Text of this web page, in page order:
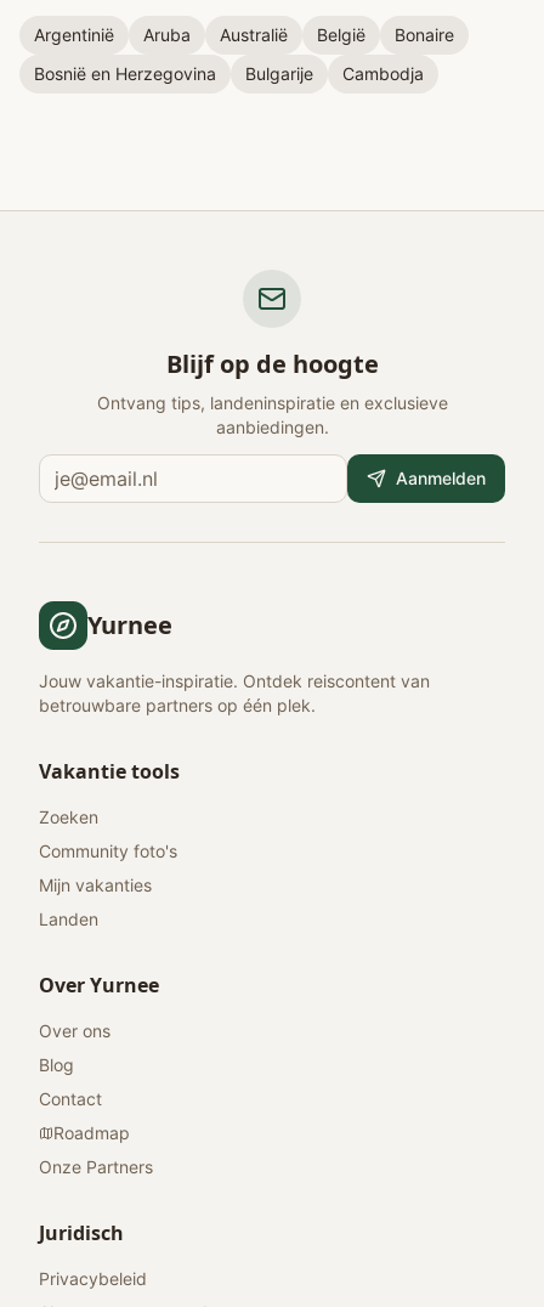
Argentinië Aruba Australië België
Bonaire
Bosnië en Herzegovina
Bulgarije Cambodja
Blijf op de hoogte
Ontvang tips, landeninspiratie en exclusieve
aanbiedingen.
Aanmelden
Yurnee
Jouw vakantie-inspiratie. Ontdek reiscontent van
betrouwbare partners op één plek.
Vakantie tools
Zoeken
Community foto's
Mijn vakanties
Landen
Over Yurnee
Over ons
Blog
Contact
Roadmap
Onze Partners
Juridisch
Privacybeleid